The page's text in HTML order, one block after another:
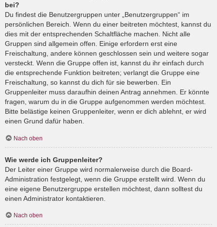
bei?
Du findest die Benutzergruppen unter „Benutzergruppen“ im
persönlichen Bereich. Wenn du einer beitreten möchtest, kannst du
dies mit der entsprechenden Schaltfläche machen. Nicht alle
Gruppen sind allgemein offen. Einige erfordern erst eine
Freischaltung, andere können geschlossen sein und weitere sogar
versteckt. Wenn die Gruppe offen ist, kannst du ihr einfach durch
die entsprechende Funktion beitreten; verlangt die Gruppe eine
Freischaltung, so kannst du dich für sie bewerben. Ein
Gruppenleiter muss daraufhin deinen Antrag annehmen. Er könnte
fragen, warum du in die Gruppe aufgenommen werden möchtest.
Bitte belästige keinen Gruppenleiter, wenn er dich ablehnt, er wird
einen Grund dafür haben.
Nach oben
Wie werde ich Gruppenleiter?
Der Leiter einer Gruppe wird normalerweise durch die Board-
Administration festgelegt, wenn die Gruppe erstellt wird. Wenn du
eine eigene Benutzergruppe erstellen möchtest, dann solltest du
einen Administrator kontaktieren.
Nach oben